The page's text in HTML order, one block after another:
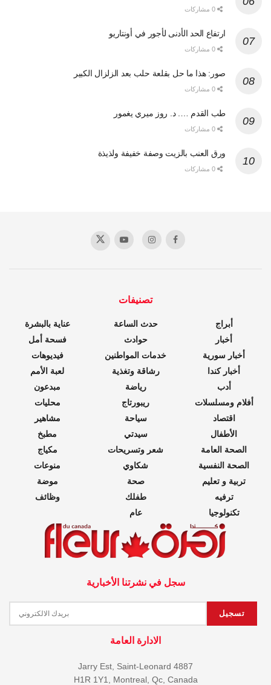
ارتفاع الحد الأدنى لأجور في أونتاريو
صور: هذا ما حل بقلعة حلب بعد الزلزال الكبير
طب القدم …. د. روز ميري يغمور
ورق العنب بالزيت وصفة خفيفة ولذيذة
تصنيفات
أبراج
أخبار
أخبار سورية
أخبار كندا
أدب
أفلام ومسلسلات
اقتصاد
الأطفال
الصحة العامة
الصحة النفسية
تربية و تعليم
ترفيه
تكنولوجيا
حدث الساعة
حوادث
خدمات المواطنين
رشاقة وتغذية
رياضة
ريبورتاج
سياحة
سيدتي
شعر وتسريحات
شكاوي
صحة
طفلك
عام
عناية بالبشرة
فسحة أمل
فيديوهات
لعبة الأمم
مبدعون
محليات
مشاهير
مطبخ
مكياج
منوعات
موضة
وظائف
سجل في نشرتنا الأخبارية
الادارة العامة
4887 Jarry Est, Saint-Leonard
H1R 1Y1, Montreal, Qc, Canada